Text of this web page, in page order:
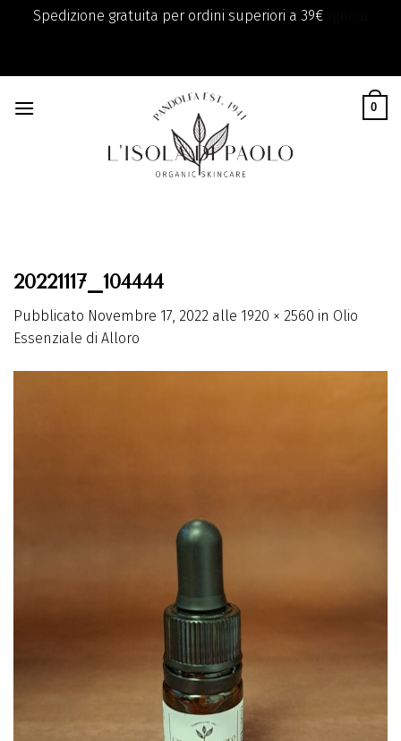
Spedizione gratuita per ordini superiori a 39€
content
0
20221117_104444
Pubblicato Novembre 17, 2022 alle 1920 × 2560 in Olio
Essenziale di Alloro